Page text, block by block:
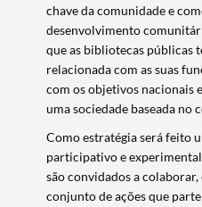
chave da comunidade e
desenvolvimento
que as bibliotecas públicas
relacionada com as suas
com os objetivos nacionais
uma sociedade baseada no
Como estratégia será feito
participativo e
são convidados a
conjunto de ações que